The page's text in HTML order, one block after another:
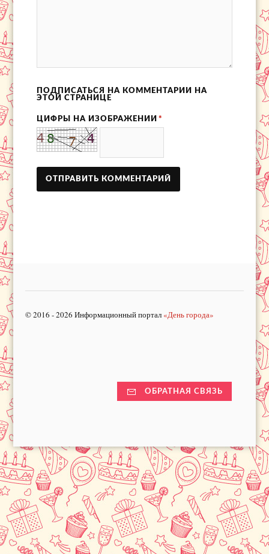
ПОДПИСАТЬСЯ НА КОММЕНТАРИИ НА
ЭТОЙ СТРАНИЦЕ
ЦИФРЫ НА ИЗОБРАЖЕНИИ *
© 2016 - 2026 Информационный портал «День города»
ОБРАТНАЯ СВЯЗЬ